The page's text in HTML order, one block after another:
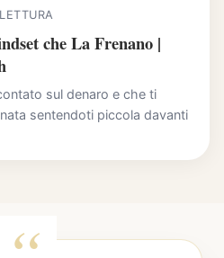
che La Frenano |
sul denaro e che ti
sentendoti piccola davanti